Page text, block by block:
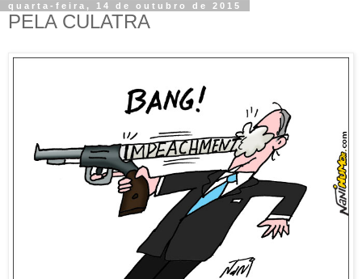
quarta-feira, 14 de outubro de 2015
PELA CULATRA